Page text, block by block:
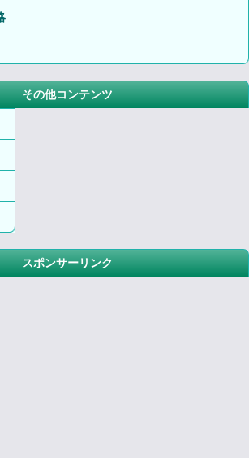
その他コンテンツ
スポンサーリンク